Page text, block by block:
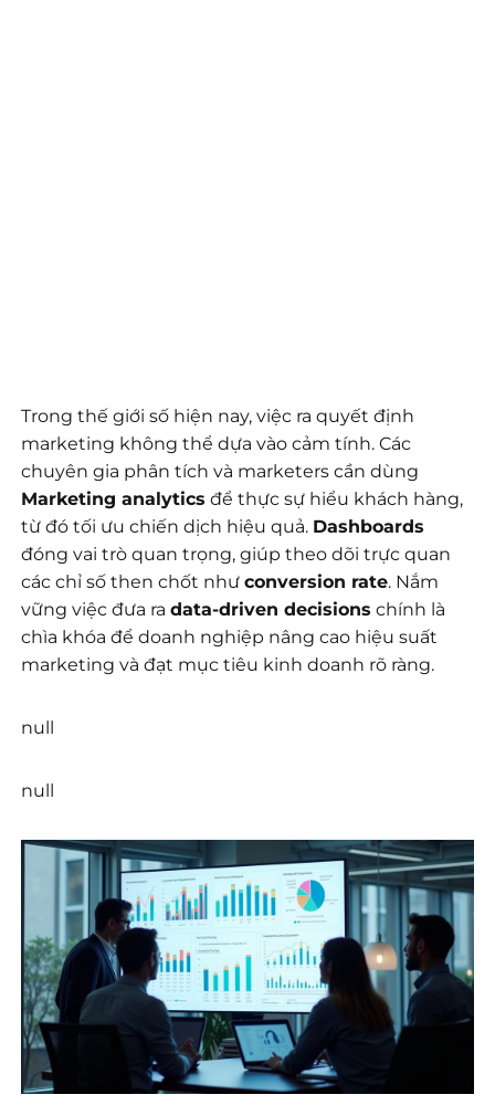
Trong thế giới số hiện nay, việc ra quyết định
marketing không thể dựa vào cảm tính. Các
chuyên gia phân tích và marketers cần dùng
Marketing analytics để thực sự hiểu khách hàng,
từ đó tối ưu chiến dịch hiệu quả. Dashboards
đóng vai trò quan trọng, giúp theo dõi trực quan
các chỉ số then chốt nhưconversion rate. Nắm
vững việc đưa radata-driven decisions chính là
chìa khóa để doanh nghiệp nâng cao hiệu suất
marketing và đạt mục tiêu kinh doanh rõ ràng.
null
null